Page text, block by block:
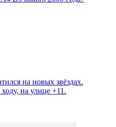
на новых звёздах.
на улице +11.